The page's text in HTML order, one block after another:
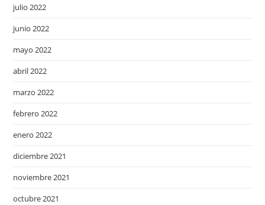
julio 2022
junio 2022
mayo 2022
abril 2022
marzo 2022
febrero 2022
enero 2022
diciembre 2021
noviembre 2021
octubre 2021